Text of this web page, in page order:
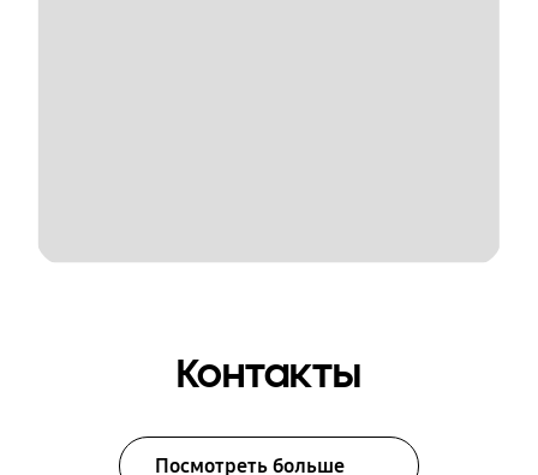
Контакты
Посмотреть больше